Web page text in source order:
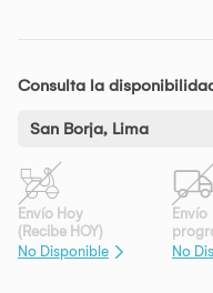
Consulta la
San Borja, Lima
Envío Hoy
(Recibe HOY)
No Disponible
Envío
No